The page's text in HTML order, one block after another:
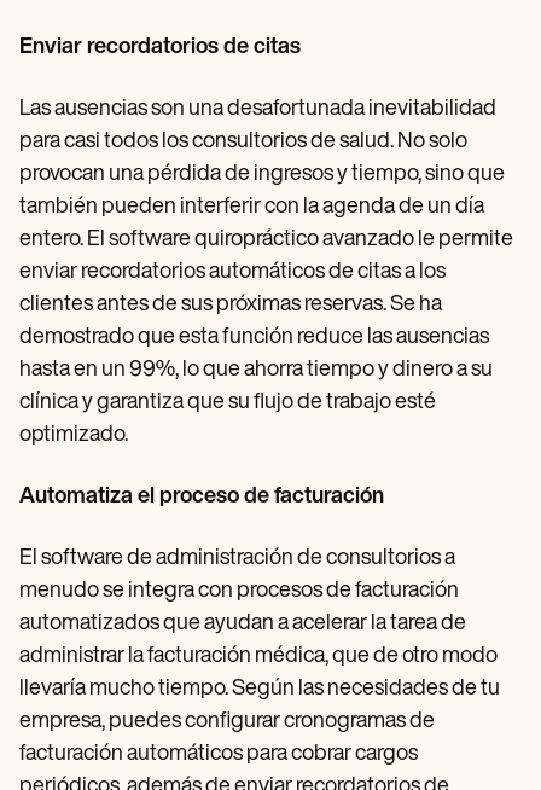
Enviar recordatorios de citas
Las ausencias son una desafortunada inevitabilidad
para casi todos los consultorios de salud. No solo
provocan una pérdida de ingresos y tiempo, sino que
también pueden interferir con la agenda de un día
entero. El software quiropráctico avanzado le permite
enviar recordatorios automáticos de citas a los
clientes antes de sus próximas reservas. Se ha
demostrado que esta función reduce las ausencias
hasta en un 99%, lo que ahorra tiempo y dinero a su
clínica y garantiza que su flujo de trabajo esté
optimizado.
Automatiza el proceso de facturación
El software de administración de consultorios a
menudo se integra con procesos de facturación
automatizados que ayudan a acelerar la tarea de
administrar la facturación médica, que de otro modo
llevaría mucho tiempo. Según las necesidades de tu
empresa, puedes configurar cronogramas de
facturación automáticos para cobrar cargos